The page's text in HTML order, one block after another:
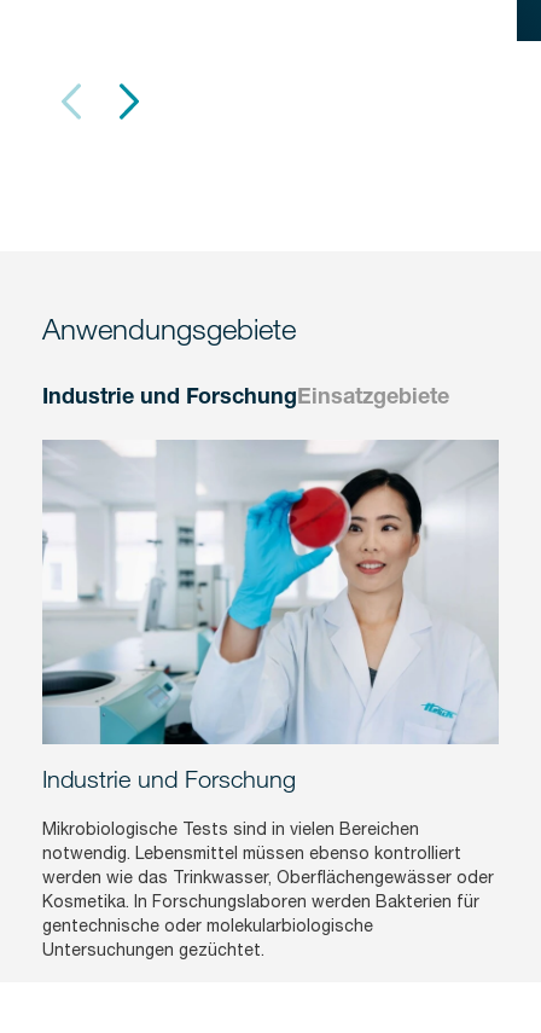
Anwendungsgebiete
Industrie und ForschungEinsatzgebiete
Industrie und Forschung
Mikrobiologische Tests sind in vielen Bereichen
notwendig. Lebensmittel müssen ebenso kontrolliert
werden wie das Trinkwasser, Oberflächengewässer oder
Kosmetika. In Forschungslaboren werden Bakterien für
gentechnische oder molekularbiologische
Untersuchungen gezüchtet.